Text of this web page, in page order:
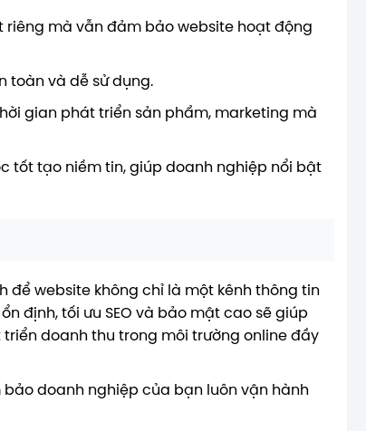
mà vẫn đảm bảo website hoạt động
toàn và dễ sử dụng.
gian phát triển sản phẩm, marketing mà
tốt tạo niềm tin, giúp doanh nghiệp nổi bật
website không chỉ là một kênh thông tin
định, tối ưu SEO và bảo mật cao sẽ giúp
doanh thu trong môi trường online đầy
doanh nghiệp của bạn luôn vận hành